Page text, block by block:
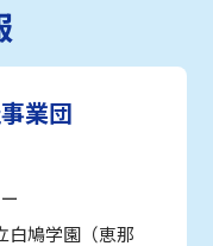
業団
白鳩学園（恵那